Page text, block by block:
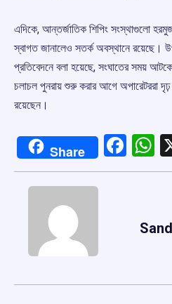
এদিকে, আন্তর্জাতিক শিপিং সংস্থাগুলো
স্বাগত জানালেও সতর্ক অবস্থানে রয়েছে।
প্রতিবেদনে বলা হয়েছে, সংঘাতের সময়
চলাচল পুনরায় শুরু করার আগে অপারেটররা দৃঢ়
রয়েছেন।
Share